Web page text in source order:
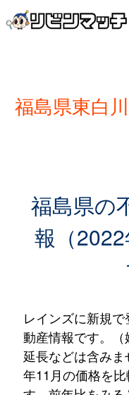
福島県東白
福島県の
報（
レインズに新規
動産情報です。
延長などは含み
年11月の価格を